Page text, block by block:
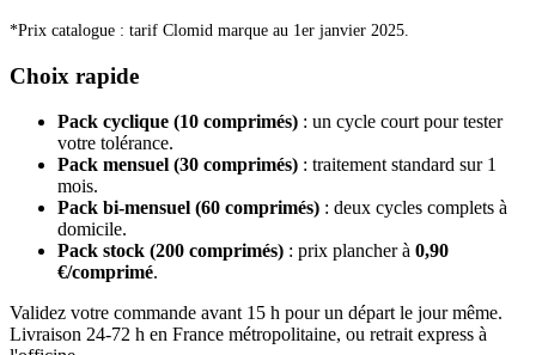
*Prix catalogue : tarif Clomid marque au 1er janvier 2025.
Choix rapide
Pack cyclique (10 comprimés) : un cycle court pour tester
votre tolérance.
Pack mensuel (30 comprimés) : traitement standard sur 1
mois.
Pack bi-mensuel (60 comprimés) : deux cycles complets à
domicile.
Pack stock (200 comprimés) : prix plancher à 0,90
€/comprimé.
Validez votre commande avant 15 h pour un départ le jour même.
Livraison 24-72 h en France métropolitaine, ou retrait express à